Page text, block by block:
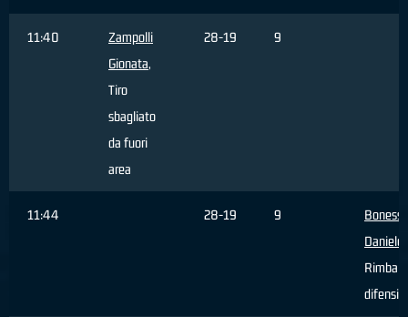
11:40
Zampolli
Gionata,
Tiro
sbagliato
da fuori
area
28-19 9
11:44 28-19 9
Daniele